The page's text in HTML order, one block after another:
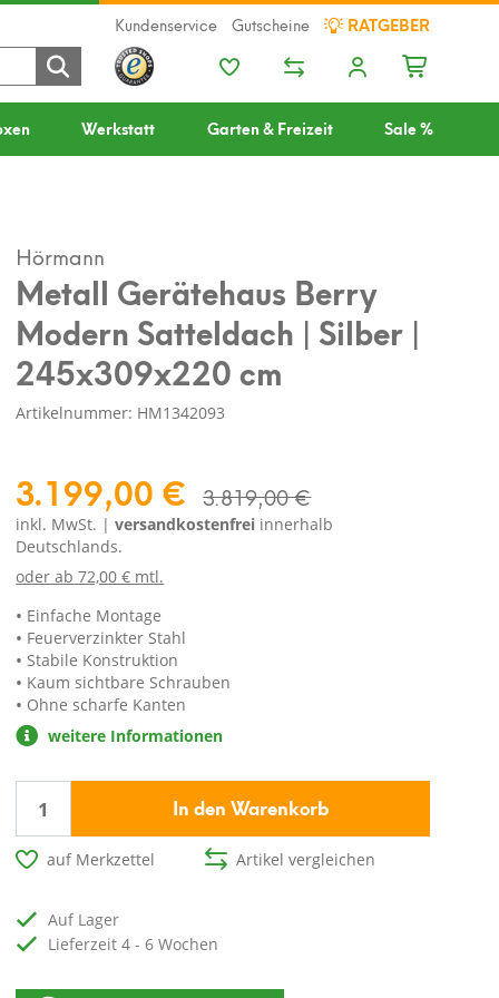
Kundenservice Gutscheine RATGEBER
Werkstatt Garten & Freizeit Sale %
Hörmann
Metall Gerätehaus Berry
Modern Satteldach | Silber |
245x309x220 cm
Artikelnummer: HM1342093
3.199,00 € 3.819,00 €
inkl. MwSt. |versandkostenfrei innerhalb
Deutschlands.
oder ab 72,00 € mtl.
Einfache Montage
Feuerverzinkter Stahl
Stabile Konstruktion
Kaum sichtbare Schrauben
Ohne scharfe Kanten
weitere Informationen
In den Warenkorb
auf Merkzettel Artikel vergleichen
auf Lager
Lieferzeit 4 - 6 Wochen